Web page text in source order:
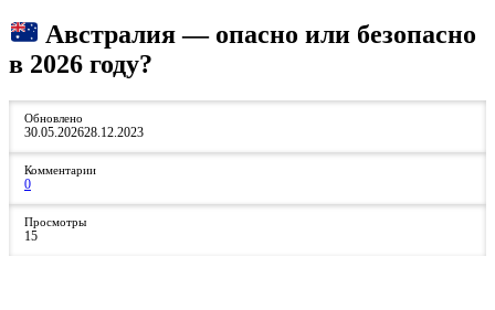
Австралия — опасно или безопасно
в 2026 году?
Обновлено
30.05.202628.12.2023
Комментарии
0
Просмотры
15